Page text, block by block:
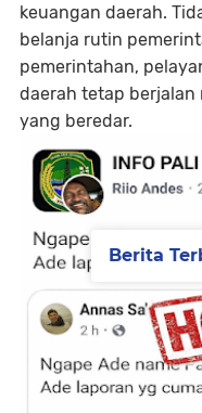
keuangan daerah.
belanja rutin
pemerintahan,
daerah tetap berjalan
yang beredar.
Berita